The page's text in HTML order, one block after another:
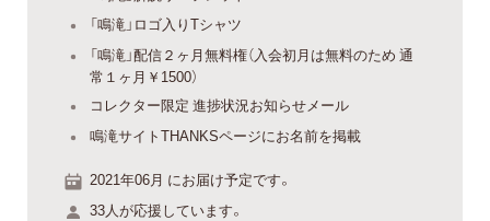
「鳴滝」ロゴ入りTシャツ
「鳴滝」配信２ヶ月無料権（入会初月は無料のため 通
常１ヶ月￥1500）
コレクター限定 進捗状況お知らせメール
鳴滝サイトTHANKSページにお名前を掲載
2021年06月 にお届け予定です。
33人が応援しています。